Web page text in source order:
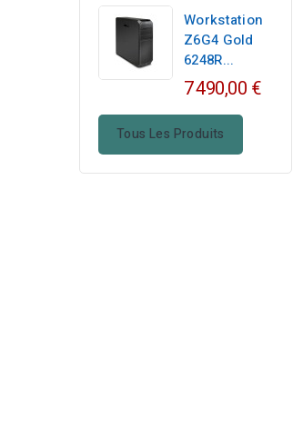
Workstation
Z6G4 Gold
6248R...
7 490,00 €
Tous Les Produits